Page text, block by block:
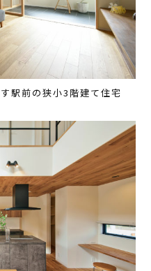
駅前の狭小3階建て住宅